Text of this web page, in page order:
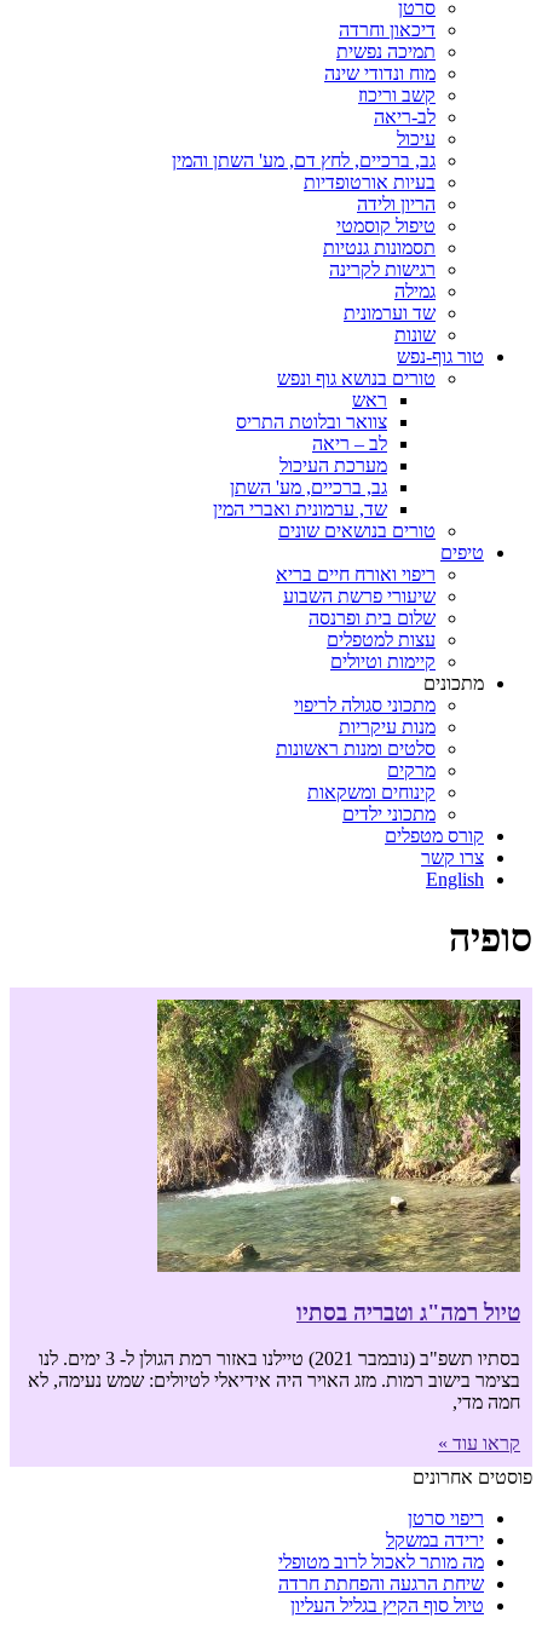
סרטן
דיכאון וחרדה
תמיכה נפשית
מוח ונדודי שינה
קשב וריכוז
לב-ריאה
עיכול
גב, ברכיים, לחץ דם, מע' השתן והמין
בעיות אורטופדיות
הריון ולידה
טיפול קוסמטי
תסמונות גנטיות
רגישות לקרינה
גמילה
שד וערמונית
שונות
טור גוף-נפש
טורים בנושא גוף ונפש
ראש
צוואר ובלוטת התריס
לב – ריאה
מערכת העיכול
גב, ברכיים, מע' השתן
שד, ערמונית ואברי המין
טורים בנושאים שונים
טיפים
ריפוי ואורח חיים בריא
שיעורי פרשת השבוע
שלום בית ופרנסה
עצות למטפלים
קיימות וטיולים
מתכונים
מתכוני סגולה לריפוי
מנות עיקריות
סלטים ומנות ראשונות
מרקים
קינוחים ומשקאות
מתכוני ילדים
קורס מטפלים
צרו קשר
English
סופיה
טיול רמה"ג וטבריה בסתיו
בסתיו תשפ"ב (נובמבר 2021) טיילנו באזור רמת הגולן ל- 3 ימים. לנו
בצימר בישוב רמות. מזג האויר היה אידיאלי לטיולים: שמש נעימה, לא
חמה מדי,
קראו עוד »
פוסטים אחרונים
ריפוי סרטן
ירידה במשקל
מה מותר לאכול לרוב מטופלי
שיחת הרגעה והפחתת חרדה
טיול סוף הקיץ בגליל העליון